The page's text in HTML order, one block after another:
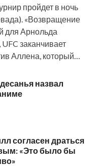
пройдет в ночь
«Возвращение
для Арнольда
заканчивает
Аллена, который…
назвал
согласен драться
«Это было бы